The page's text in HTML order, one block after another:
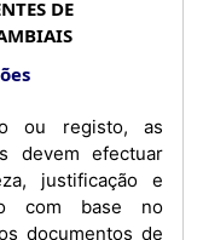
DE
devem efectuar
justificação e
com base no
documentos de